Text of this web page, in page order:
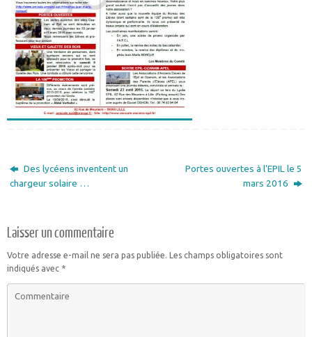
Des lycéens inventent un
chargeur solaire …
Portes ouvertes à l'EPIL le 5
mars 2016
Laisser un commentaire
Votre adresse e-mail ne sera pas publiée. Les champs obligatoires sont
indiqués avec *